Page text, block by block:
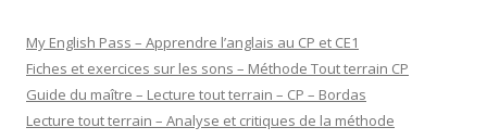
My English Pass – Apprendre l’anglais au CP et CE1
Fiches et exercices sur les sons – Méthode Tout terrain CP
Guide du maître – Lecture tout terrain – CP – Bordas
Lecture tout terrain – Analyse et critiques de la méthode